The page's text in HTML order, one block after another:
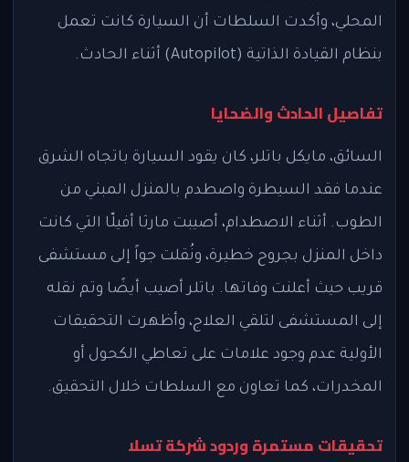
المحلي، وأكدت السلطات أن السيارة كانت تعمل
بنظام القيادة الذاتية (Autopilot) أثناء الحادث.
تفاصيل الحادث والضحايا
السائق، مايكل باتلر، كان يقود السيارة باتجاه الشرق
عندما فقد السيطرة واصطدم بالمنزل المبني من
الطوب. أثناء الاصطدام، أصيبت مارثا أفيلّا التي كانت
داخل المنزل بجروح خطيرة، ونُقلت جواً إلى مستشفى
قريب حيث أعلنت وفاتها. باتلر أصيب أيضًا وتم نقله
إلى المستشفى لتلقي العلاج، وأظهرت التحقيقات
الأولية عدم وجود علامات على تعاطي الكحول أو
المخدرات، كما تعاون مع السلطات خلال التحقيق.
تحقيقات مستمرة وردود شركة تسلا